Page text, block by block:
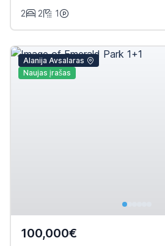
2
2 1
Alanija Avsalaras
Naujas įrašas
100,000€